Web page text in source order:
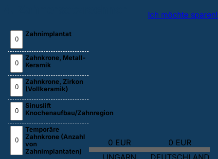
Ich möchte sparen!
Zahnimplantat
Zahnkrone, Metall-
Keramik
Zahnkrone, Zirkon
(Vollkeramik)
Sinuslift
Knochenaufbau/Zahnregion
Temporäre
Zahnkrone (Anzahl
von
Zahnimplantaten)
0 EUR
0 EUR